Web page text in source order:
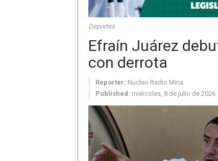
Deportes
Efraín Juárez
con derrota
Reporter: Nucleo Radio Mina
Published: miércoles, 8 de julio de 2026